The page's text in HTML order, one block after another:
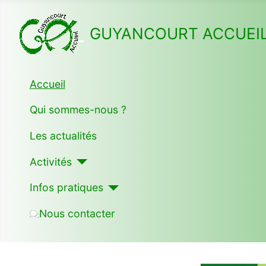
GUYANCOURT
Accueil
Qui sommes-nous ?
Les actualités
Activités
Infos pratiques
Nous contacter